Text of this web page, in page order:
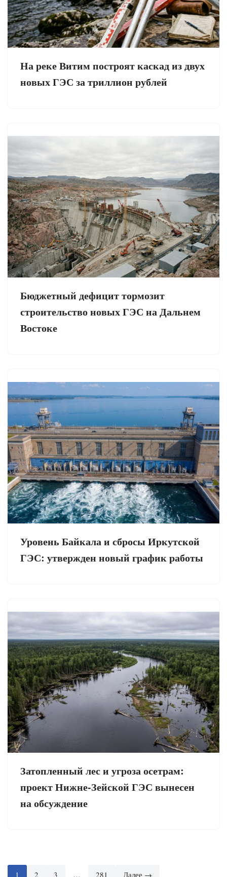
На реке Витим построят каскад из двух
новых ГЭС за триллион рублей
Бюджетный дефицит тормозит
строительство новых ГЭС на Дальнем
Востоке
Уровень Байкала и сбросы Иркутской
ГЭС: утвержден новый график работы
Затопленный лес и угроза осетрам:
проект Нижне-Зейской ГЭС вынесен
на обсуждение
1 2 3 … 281 Далее →